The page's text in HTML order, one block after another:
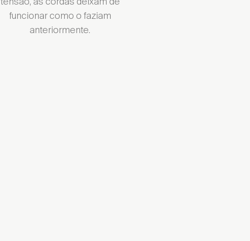
funcionar como o faziam
anteriormente.